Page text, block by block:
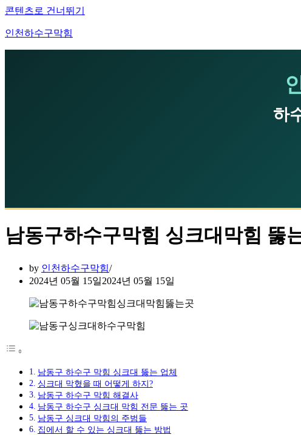
콘텐츠로 건너뛰기
인천하수구막힘
하
남동구하수구막힘 싱크대막힘 뚫
by 인천하수구막힘
2024년 05월 15일2024년 05월 15일
남동구 하수구 막힘 싱크대 뚫는 업체
싱크대 막혔을 때 어떻게 하지?
남동구 하수구 막힘 해결사
남동구 하수구 싱크대 막힘 전문 뚫는 곳
남동구 싱크대 막힘의 주범들
집에서 할 수 있는 싱크대 뚫는 방법